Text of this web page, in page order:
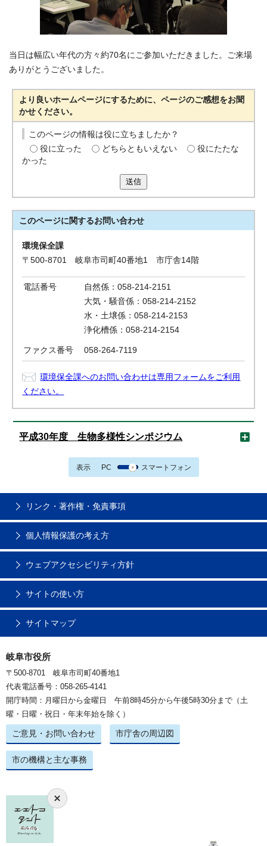
当日は幅広い年代の方々約70名にご参加いただきました。ご来場
ありがとうございました。
より良いホームページにするために、ページのご感想をお聞
かせください。
このページの情報は役に立ちましたか？
役に立った
どちらともいえない
役にたたな
かった
送信
このページに関するお問い合わせ
環境保全課
〒500-8701 岐阜市司町40番地1 市庁舎14階
電話番号
自然係：058-214-2151
大気・騒音係：058-214-2152
水・土壌係：058-214-2153
浄化槽係：058-214-2154
ファクス番号 058-264-7119
環境保全課へのお問い合わせは専用フォームをご利用
ください。
平成30年度 生物多様性シンポジウム
表示 PC スマートフォン
リンク・著作権・免責事項
個人情報保護の考え方
ウェブアクセシビリティ方針
サイトの使い方
サイトマップ
岐阜市役所
〒500-8701 岐阜市司町40番地1
代表電話番号：058-265-4141
開庁時間：月曜日から金曜日 午前8時45分から午後5時30分まで（土
曜・日曜・祝日・年末年始を除く）
ご意見・お問い合わせ 市庁舎の周辺図
市の機構と主な事務